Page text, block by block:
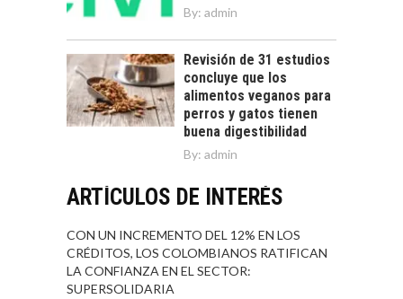
By: admin
Revisión de 31 estudios
concluye que los
alimentos veganos para
perros y gatos tienen
buena digestibilidad
By: admin
ARTÍCULOS DE INTERÉS
CON UN INCREMENTO DEL 12% EN LOS
CRÉDITOS, LOS COLOMBIANOS RATIFICAN
LA CONFIANZA EN EL SECTOR:
SUPERSOLIDARIA